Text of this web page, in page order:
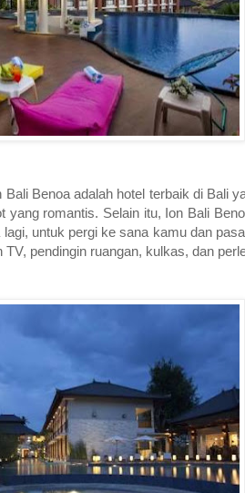
Benoa adalah hotel terbaik di Bali
romantis. Selain itu, Ion Bali
untuk pergi ke sana kamu dan
pendingin ruangan, kulkas, dan